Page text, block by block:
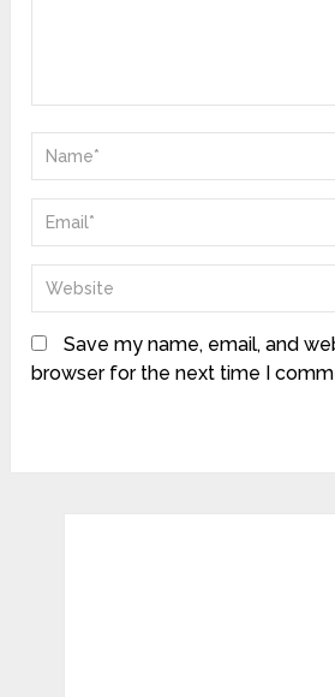
Save my name, email, and
browser for the next time I